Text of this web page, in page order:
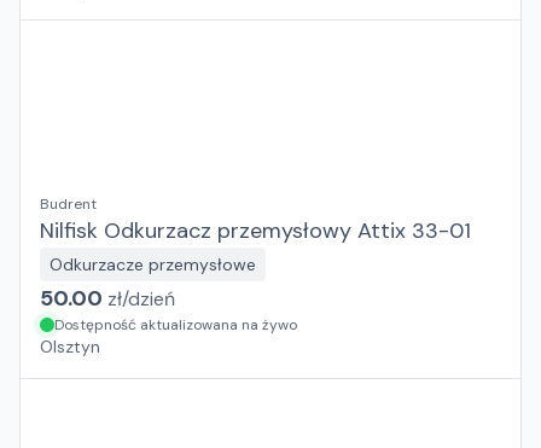
Budrent
Nilfisk Odkurzacz przemysłowy Attix 33-01
Odkurzacze przemysłowe
50.00 zł/dzień
Dostępność aktualizowana na żywo
Olsztyn